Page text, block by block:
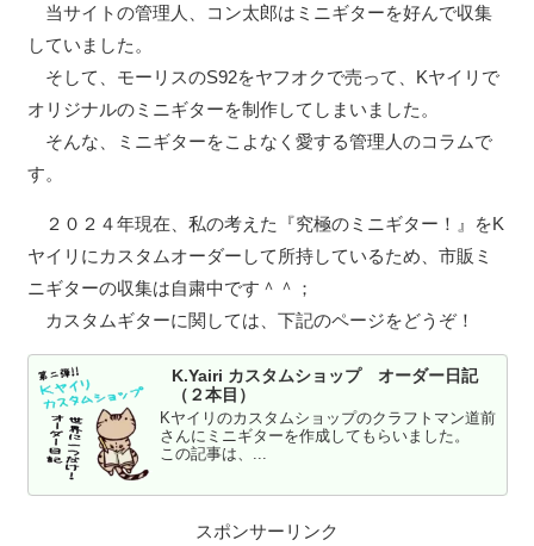
当サイトの管理人、コン太郎はミニギターを好んで収集
していました。
そして、モーリスのS92をヤフオクで売って、Kヤイリで
オリジナルのミニギターを制作してしまいました。
そんな、ミニギターをこよなく愛する管理人のコラムで
す。
２０２４年現在、私の考えた『究極のミニギター！』をK
ヤイリにカスタムオーダーして所持しているため、市販ミ
ニギターの収集は自粛中です＾＾；
カスタムギターに関しては、下記のページをどうぞ！
K.Yairi カスタムショップ オーダー日記
（２本目）
Kヤイリのカスタムショップのクラフトマン道前
さんにミニギターを作成してもらいました。
この記事は、...
スポンサーリンク